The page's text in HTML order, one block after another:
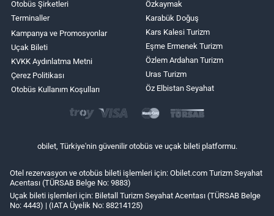
Otobüs Şirketleri
Terminaller
Kampanya ve Promosyonlar
Uçak Bileti
KVKK Aydınlatma Metni
Çerez Politikası
Otobüs Kullanım Koşulları
Özkaymak
Karabük Doğuş
Kars Kalesi Turizm
Eşme Ermenek Turizm
Özlem Ardahan Turizm
Uras Turizm
Öz Elbistan Seyahat
obilet, Türkiye'nin güvenilir otobüs ve uçak bileti platformu.
Otel rezervasyon ve otobüs bileti işlemleri için: Obilet.com Turizm Seyahat
Acentası (TÜRSAB Belge No: 9883)
Uçak bileti işlemleri için: Biletall Turizm Seyahat Acentası (TÜRSAB Belge
No: 4443) | (IATA Üyelik No: 88214125)